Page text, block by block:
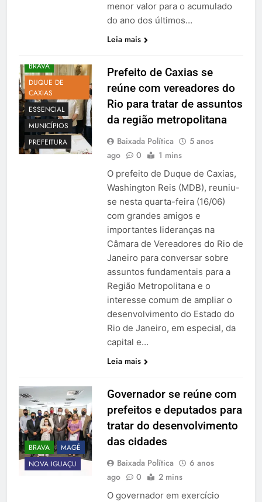
menor valor para o acumulado
do ano dos últimos…
Leia mais
BRAVA
DUQUE DE
CAXIAS
ESSENCIAL
MUNICÍPIOS
PREFEITURA
Prefeito de Caxias se
reúne com vereadores do
Rio para tratar de assuntos
da região metropolitana
Baixada Política
5 anos
ago
0 1 mins
O prefeito de Duque de Caxias,
Washington Reis (MDB), reuniu-
se nesta quarta-feira (16/06)
com grandes amigos e
importantes lideranças na
Câmara de Vereadores do Rio de
Janeiro para conversar sobre
assuntos fundamentais para a
Região Metropolitana e o
interesse comum de ampliar o
desenvolvimento do Estado do
Rio de Janeiro, em especial, da
capital e…
Leia mais
BRAVA
MAGÉ
NOVA IGUAÇU
Governador se reúne com
prefeitos e deputados para
tratar do desenvolvimento
das cidades
Baixada Política
6 anos
ago
0 2 mins
O governador em exercício